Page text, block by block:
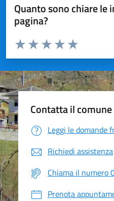
Quanto sono chiare
pagina?
Valuta da 1 a 5 stelle la pagina
Valuta 5
Valuta 4 stelle
Valuta 3 stelle su 5
Valuta 2 stelle su 5
Valuta 1 stelle su 5
Contatta il comune
Leggi le domande
Richiedi assistenza
Chiama il numero
Prenota